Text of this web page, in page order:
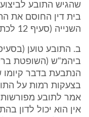
שהגיש התובע
בית דין החוסם את
השנייה (סעיף 12 לכתב התביעה).
ביהמ"ש (השופטת
הנתבעת בדבר
בצעקות רמות על
אמר לתובע מפורשות
אין הוא יכול לדון